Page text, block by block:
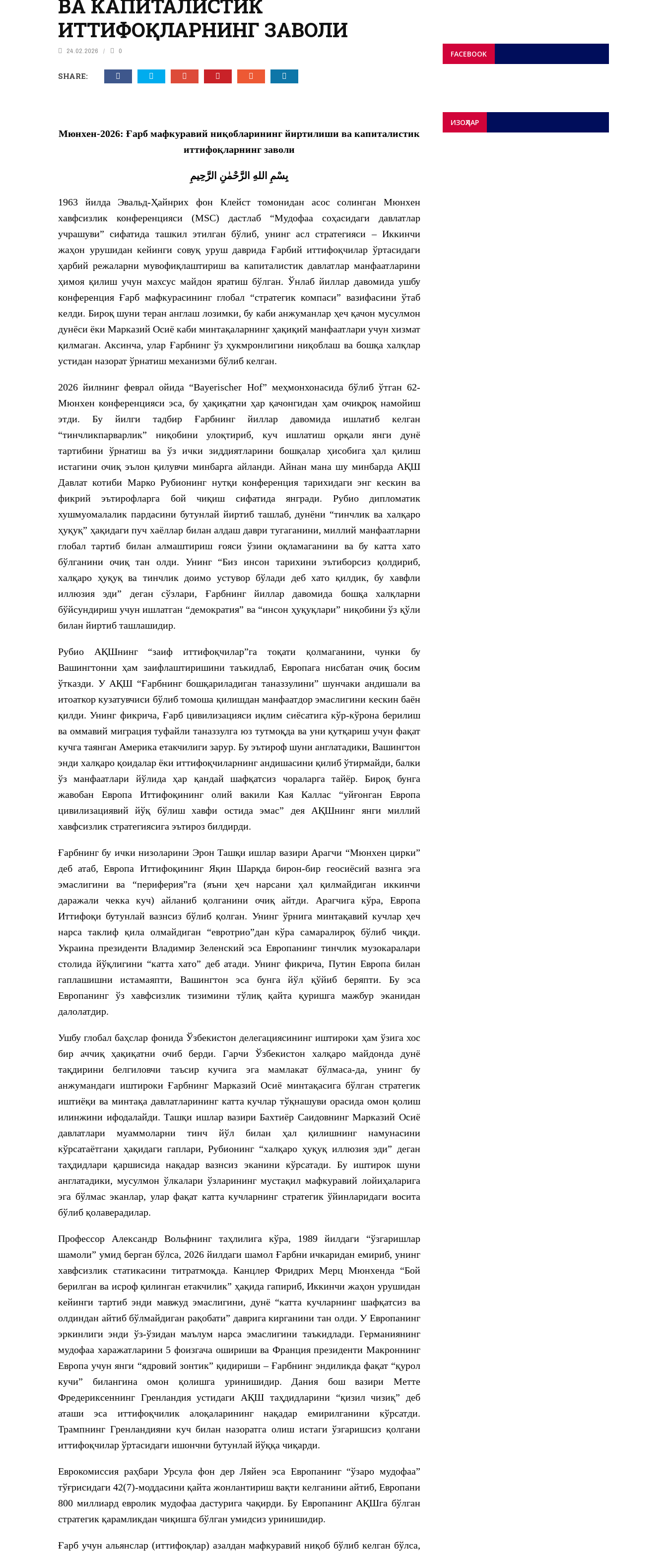
ВА КАПИТАЛИСТИК
ИТТИФОҚЛАРНИНГ ЗАВОЛИ
24.02.2026 0
SHARE:
Мюнхен-2026: Ғарб мафкуравий ниқобларининг йиртилиши ва капиталистик
иттифоқларнинг заволи
بِسْمِ اللهِ الرَّحْمٰنِ الرَّحِيمِ
1963 йилда Эвальд-Ҳайнрих фон Клейст томонидан асос солинган Мюнхен
хавфсизлик конференцияси (MSC) дастлаб “Мудофаа соҳасидаги давлатлар
учрашуви” сифатида ташкил этилган бўлиб, унинг асл стратегияси – Иккинчи
жаҳон урушидан кейинги совуқ уруш даврида Ғарбий иттифоқчилар ўртасидаги
ҳарбий режаларни мувофиқлаштириш ва капиталистик давлатлар манфаатларини
ҳимоя қилиш учун махсус майдон яратиш бўлган. Ўнлаб йиллар давомида ушбу
конференция Ғарб мафкурасининг глобал “стратегик компаси” вазифасини ўтаб
келди. Бироқ шуни теран англаш лозимки, бу каби анжуманлар ҳеч қачон мусулмон
дунёси ёки Марказий Осиё каби минтақаларнинг ҳақиқий манфаатлари учун хизмат
қилмаган. Аксинча, улар Ғарбнинг ўз ҳукмронлигини ниқоблаш ва бошқа халқлар
устидан назорат ўрнатиш механизми бўлиб келган.
2026 йилнинг феврал ойида “Bayerischer Hof” меҳмонхонасида бўлиб ўтган 62-
Мюнхен конференцияси эса, бу ҳақиқатни ҳар қачонгидан ҳам очиқроқ намойиш
этди. Бу йилги тадбир Ғарбнинг йиллар давомида ишлатиб келган
“тинчликпарварлик” ниқобини улоқтириб, куч ишлатиш орқали янги дунё
тартибини ўрнатиш ва ўз ички зиддиятларини бошқалар ҳисобига ҳал қилиш
истагини очиқ эълон қилувчи минбарга айланди. Айнан мана шу минбарда АҚШ
Давлат котиби Марко Рубионинг нутқи конференция тарихидаги энг кескин ва
фикрий эътирофларга бой чиқиш сифатида янгради. Рубио дипломатик
хушмуомалалик пардасини бутунлай йиртиб ташлаб, дунёни “тинчлик ва халқаро
ҳуқуқ” ҳақидаги пуч хаёллар билан алдаш даври тугаганини, миллий манфаатларни
глобал тартиб билан алмаштириш ғояси ўзини оқламаганини ва бу катта хато
бўлганини очиқ тан олди. Унинг “Биз инсон тарихини эътиборсиз қолдириб,
халқаро ҳуқуқ ва тинчлик доимо устувор бўлади деб хато қилдик, бу хавфли
иллюзия эди” деган сўзлари, Ғарбнинг йиллар давомида бошқа халқларни
бўйсундириш учун ишлатган “демократия” ва “инсон ҳуқуқлари” ниқобини ўз қўли
билан йиртиб ташлашидир.
Рубио АҚШнинг “заиф иттифоқчилар”га тоқати қолмаганини, чунки бу
Вашингтонни ҳам заифлаштиришини таъкидлаб, Европага нисбатан очиқ босим
ўтказди. У АҚШ “Ғарбнинг бошқариладиган таназзулини” шунчаки андишали ва
итоаткор кузатувчиси бўлиб томоша қилишдан манфаатдор эмаслигини кескин баён
қилди. Унинг фикрича, Ғарб цивилизацияси иқлим сиёсатига кўр-кўрона берилиш
ва оммавий миграция туфайли таназзулга юз тутмоқда ва уни қутқариш учун фақат
кучга таянган Америка етакчилиги зарур. Бу эътироф шуни англатадики, Вашингтон
энди халқаро қоидалар ёки иттифоқчиларнинг андишасини қилиб ўтирмайди, балки
ўз манфаатлари йўлида ҳар қандай шафқатсиз чораларга тайёр. Бироқ бунга
жавобан Европа Иттифоқининг олий вакили Кая Каллас “уйғонган Европа
цивилизациявий йўқ бўлиш хавфи остида эмас” дея АҚШнинг янги миллий
хавфсизлик стратегиясига эътироз билдирди.
Ғарбнинг бу ички низоларини Эрон Ташқи ишлар вазири Арагчи “Мюнхен цирки”
деб атаб, Европа Иттифоқининг Яқин Шарқда бирон-бир геосиёсий вазнга эга
эмаслигини ва “периферия”га (яъни ҳеч нарсани ҳал қилмайдиган иккинчи
даражали чекка куч) айланиб қолганини очиқ айтди. Арагчига кўра, Европа
Иттифоқи бутунлай вазнсиз бўлиб қолган. Унинг ўрнига минтақавий кучлар ҳеч
нарса таклиф қила олмайдиган “евротрио”дан кўра самаралироқ бўлиб чиқди.
Украина президенти Владимир Зеленский эса Европанинг тинчлик музокаралари
столида йўқлигини “катта хато” деб атади. Унинг фикрича, Путин Европа билан
гаплашишни истамаяпти, Вашингтон эса бунга йўл қўйиб беряпти. Бу эса
Европанинг ўз хавфсизлик тизимини тўлиқ қайта қуришга мажбур эканидан
далолатдир.
Ушбу глобал баҳслар фонида Ўзбекистон делегациясининг иштироки ҳам ўзига хос
бир аччиқ ҳақиқатни очиб берди. Гарчи Ўзбекистон халқаро майдонда дунё
тақдирини белгиловчи таъсир кучига эга мамлакат бўлмаса-да, унинг бу
анжумандаги иштироки Ғарбнинг Марказий Осиё минтақасига бўлган стратегик
иштиёқи ва минтақа давлатларининг катта кучлар тўқнашуви орасида омон қолиш
илинжини ифодалайди. Ташқи ишлар вазири Бахтиёр Саидовнинг Марказий Осиё
давлатлари муаммоларни тинч йўл билан ҳал қилишнинг намунасини
кўрсатаётгани ҳақидаги гаплари, Рубионинг “халқаро ҳуқуқ иллюзия эди” деган
таҳдидлари қаршисида нақадар вазнсиз эканини кўрсатади. Бу иштирок шуни
англатадики, мусулмон ўлкалари ўзларининг мустақил мафкуравий лойиҳаларига
эга бўлмас эканлар, улар фақат катта кучларнинг стратегик ўйинларидаги восита
бўлиб қолаверадилар.
Профессор Александр Вольфнинг таҳлилига кўра, 1989 йилдаги “ўзгаришлар
шамоли” умид берган бўлса, 2026 йилдаги шамол Ғарбни ичкаридан емириб, унинг
хавфсизлик статикасини титратмоқда. Канцлер Фридрих Мерц Мюнхенда “Бой
берилган ва исроф қилинган етакчилик” ҳақида гапириб, Иккинчи жаҳон урушидан
кейинги тартиб энди мавжуд эмаслигини, дунё “катта кучларнинг шафқатсиз ва
олдиндан айтиб бўлмайдиган рақобати” даврига кирганини тан олди. У Европанинг
эркинлиги энди ўз-ўзидан маълум нарса эмаслигини таъкидлади. Германиянинг
мудофаа харажатларини 5 фоизгача ошириши ва Франция президенти Макроннинг
Европа учун янги “ядровий зонтик” қидириши – Ғарбнинг эндиликда фақат “қурол
кучи” билангина омон қолишга уринишидир. Дания бош вазири Метте
Фредериксеннинг Гренландия устидаги АҚШ таҳдидларини “қизил чизиқ” деб
аташи эса иттифоқчилик алоқаларининг нақадар емирилганини кўрсатди.
Трампнинг Гренландияни куч билан назоратга олиш истаги ўзгаришсиз қолгани
иттифоқчилар ўртасидаги ишончни бутунлай йўққа чиқарди.
Еврокомиссия раҳбари Урсула фон дер Ляйен эса Европанинг “ўзаро мудофаа”
тўғрисидаги 42(7)-моддасини қайта жонлантириш вақти келганини айтиб, Европани
800 миллиард евролик мудофаа дастурига чақирди. Бу Европанинг АҚШга бўлган
стратегик қарамликдан чиқишга бўлган умидсиз уринишидир.
Ғарб учун альянслар (иттифоқлар) азалдан мафкуравий ниқоб бўлиб келган бўлса,
FACEBOOK
ИЗОҲЛАР